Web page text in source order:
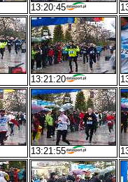
13:20:45
13:21:20
13:21:55